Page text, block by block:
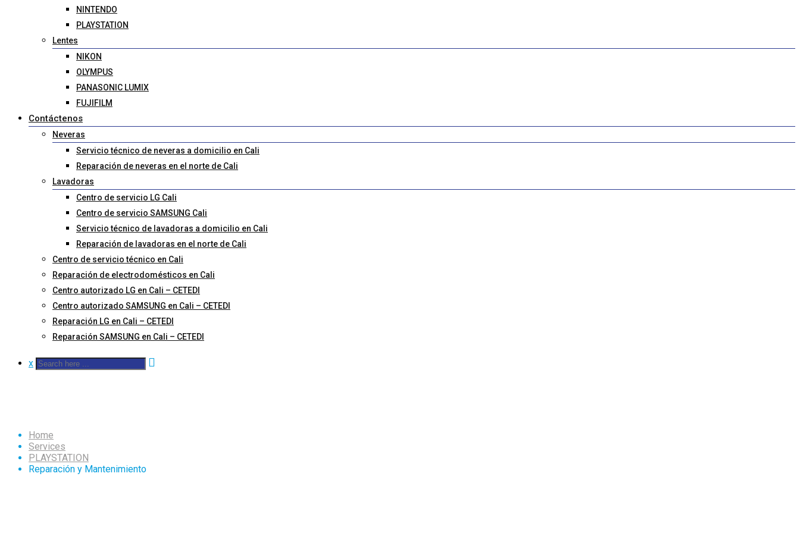
NINTENDO
PLAYSTATION
Lentes
NIKON
OLYMPUS
PANASONIC LUMIX
FUJIFILM
Contáctenos
Neveras
Servicio técnico de neveras a domicilio en Cali
Reparación de neveras en el norte de Cali
Lavadoras
Centro de servicio LG Cali
Centro de servicio SAMSUNG Cali
Servicio técnico de lavadoras a domicilio en Cali
Reparación de lavadoras en el norte de Cali
Centro de servicio técnico en Cali
Reparación de electrodomésticos en Cali
Centro autorizado LG en Cali – CETEDI
Centro autorizado SAMSUNG en Cali – CETEDI
Reparación LG en Cali – CETEDI
Reparación SAMSUNG en Cali – CETEDI
x
Home
Services
PLAYSTATION
Reparación y Mantenimiento